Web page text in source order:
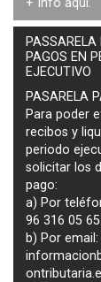
+ Info aquí.
PASSARELA
PAGOS EN
EJECUTIVO
PASARELA
Para poder
recibos y
periodo
solicitar los
pago:
a) Por
96 316 05 65.
b) Por email: